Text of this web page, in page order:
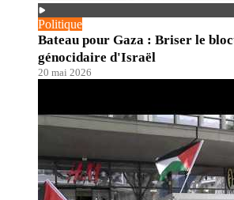
Politique
Bateau pour Gaza : Briser le
génocidaire d'Israël
20 mai 2026